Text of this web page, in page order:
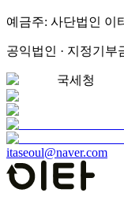
예금주: 사단법인 이
공익법인 · 지정기부
국세청
itaseoul@naver.com